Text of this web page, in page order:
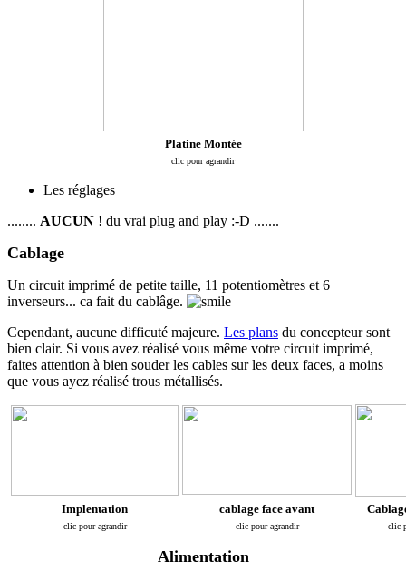
Platine Montée
clic pour agrandir
Les réglages
........ AUCUN ! du vrai plug and play :-D .......
Cablage
Un circuit imprimé de petite taille, 11 potentiomètres et 6
inverseurs... ca fait du cablâge.
Cependant, aucune difficuté majeure. Les plans du concepteur sont
bien clair. Si vous avez réalisé vous même votre circuit imprimé,
faites attention à bien souder les cables sur les deux faces, a moins
que vous ayez réalisé trous métallisés.
Implentation cablage face avant
clic pour agrandir clic pour agrandir clic
Alimentation